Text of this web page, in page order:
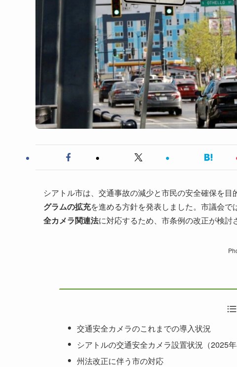
シアトル市は、交通事故の減少と市民の安全確保を目
グラムの拡充を進める方針を発表しました。市議会で
全カメラ関連法に対応するため、市条例の改正が検討
交通安全カメラのこれまでの導入状況
シアトルの交通安全カメラ設置状況（2025年
州法改正に伴う市の対応